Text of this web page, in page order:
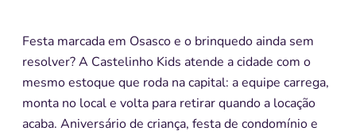
Festa marcada em Osasco e o brinquedo ainda sem
resolver? A Castelinho Kids atende a cidade com o
mesmo estoque que roda na capital: a equipe carrega,
monta no local e volta para retirar quando a locação
acaba. Aniversário de criança, festa de condomínio e